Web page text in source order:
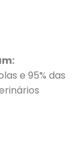
e 95% das